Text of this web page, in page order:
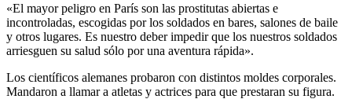
«El mayor peligro en París son las prostitutas abiertas e
incontroladas, escogidas por los soldados en bares, salones de baile
y otros lugares. Es nuestro deber impedir que los nuestros soldados
arriesguen su salud sólo por una aventura rápida».
Los científicos alemanes probaron con distintos moldes corporales.
Mandaron a llamar a atletas y actrices para que prestaran su figura.